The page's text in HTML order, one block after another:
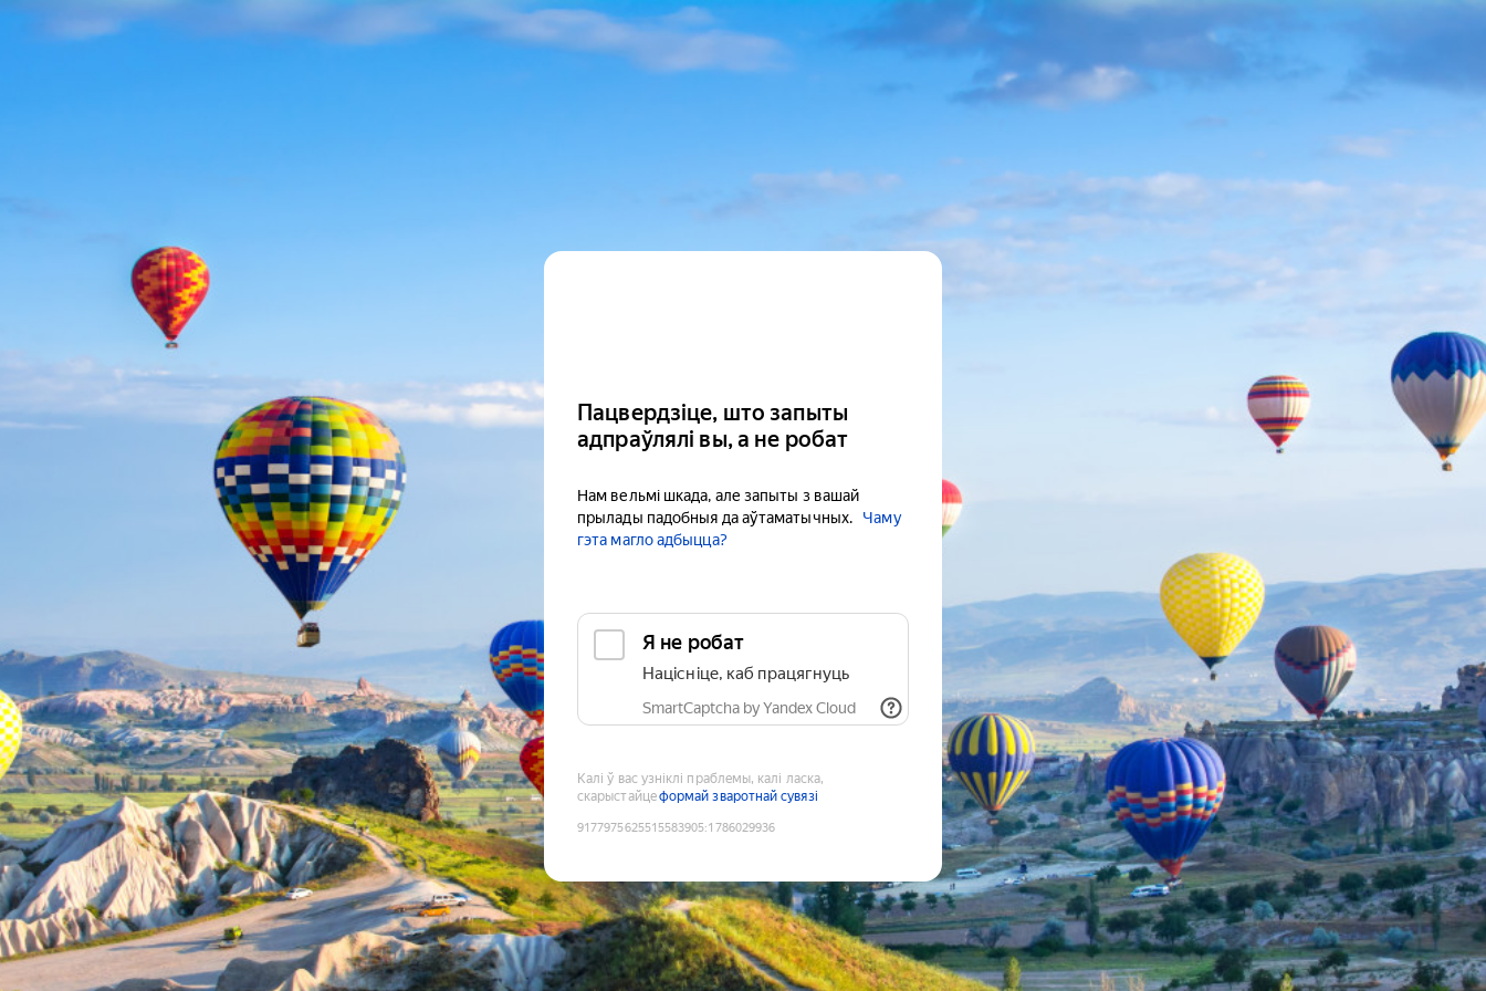
Пацвердзіце, што запыты
адпраўлялі вы, а не робат
Нам вельмі шкада, але запыты з вашай
прылады падобныя да аўтаматычных.
Чаму
гэта магло адбыцца?
Я не робат
Націсніце, каб працягнуць
SmartCaptcha by Yandex Cloud
Калі ў вас узніклі праблемы, калі ласка,
скарыстайцеформай зваротнай сувязі
9177975625515583905:1786029936